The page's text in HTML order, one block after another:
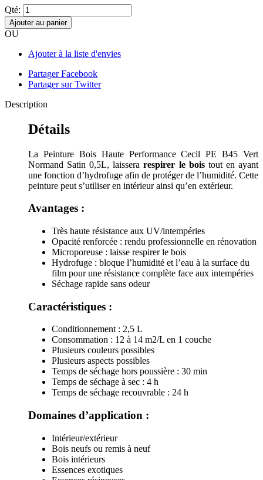
Qté:
Ajouter au panier
OU
Ajouter à la liste d'envies
Partager Facebook
Partager sur Twitter
Description
Détails
La Peinture Bois Haute Performance Cecil PE B45 Vert
Normand Satin 0,5L, laisserarespirer le boistout en ayant
une fonction d’hydrofuge afin de protéger de l’humidité. Cette
peinture peut s’utiliser en intérieur ainsi qu’en extérieur.
Avantages :
Très haute résistance aux UV/intempéries
Opacité renforcée : rendu professionnelle en rénovation
Microporeuse : laisse respirer le bois
Hydrofuge : bloque l’humidité et l’eau à la surface du
film pour une résistance complète face aux intempéries
Séchage rapide sans odeur
Caractéristiques :
Conditionnement : 2,5 L
Consommation : 12 à 14 m2/L en 1 couche
Plusieurs couleurs possibles
Plusieurs aspects possibles
Temps de séchage hors poussière : 30 min
Temps de séchage à sec : 4 h
Temps de séchage recouvrable : 24 h
Domaines d’application :
Intérieur/extérieur
Bois neufs ou remis à neuf
Bois intérieurs
Essences exotiques